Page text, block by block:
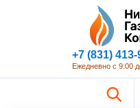
+7 (831) 413-
Ежедневно с 9:00